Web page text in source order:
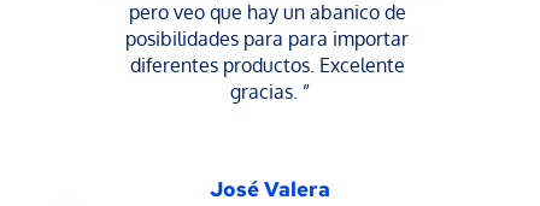
pero veo que hay un abanico de
posibilidades para para importar
diferentes productos. Excelente
gracias. ”
José Valera